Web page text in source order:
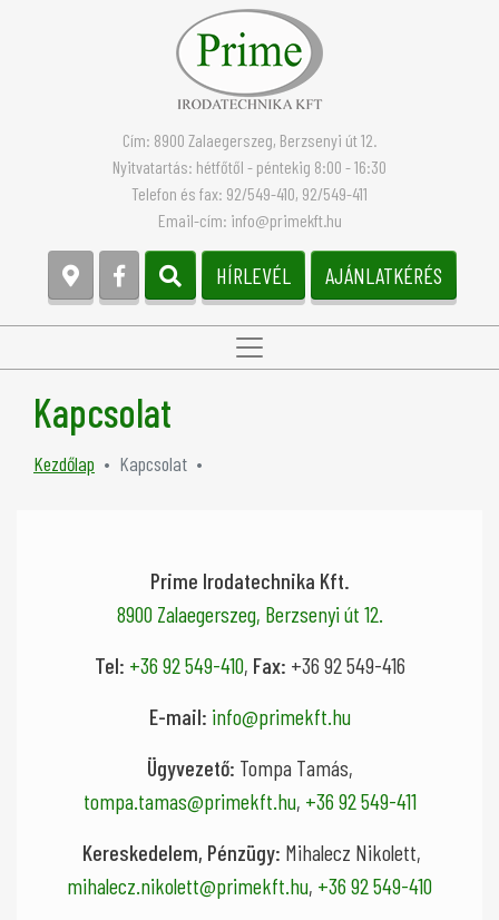
Cím: 8900 Zalaegerszeg, Berzsenyi út 12.
Nyitvatartás: hétfőtől - péntekig 8:00 - 16:30
Telefon és fax: 92/549-410, 92/549-411
Email-cím: info@primekft.hu
HÍRLEVÉL AJÁNLATKÉRÉS
Kapcsolat
Kezdőlap Kapcsolat
Prime Irodatechnika Kft.
8900 Zalaegerszeg, Berzsenyi út 12.
Tel: +36 92 549-410, Fax: +36 92 549-416
E-mail: info@primekft.hu
Ügyvezető: Tompa Tamás,
tompa.tamas@primekft.hu, +36 92 549-411
Kereskedelem, Pénzügy: Mihalecz Nikolett,
mihalecz.nikolett@primekft.hu, +36 92 549-410